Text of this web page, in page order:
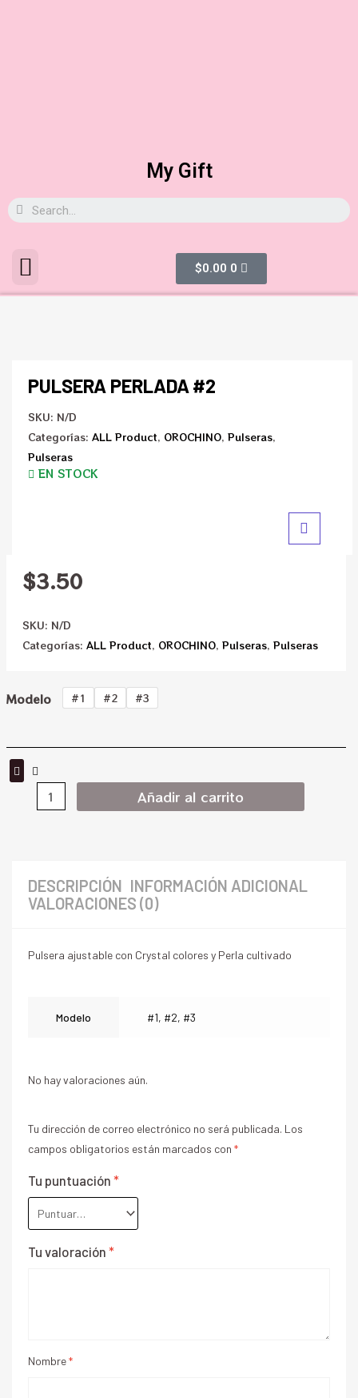
My Gift
$0.00 0
PULSERA PERLADA #2
SKU: N/D
Categorías: ALL Product, OROCHINO, Pulseras,
Pulseras
EN STOCK
$3.50
SKU: N/D
Categorías: ALL Product, OROCHINO, Pulseras, Pulseras
Modelo #1 #2 #3
Añadir al carrito
DESCRIPCIÓN INFORMACIÓN ADICIONAL
VALORACIONES (0)
Pulsera ajustable con Crystal colores y Perla cultivado
Modelo #1, #2, #3
No hay valoraciones aún.
Tu dirección de correo electrónico no será publicada. Los
campos obligatorios están marcados con *
Tu puntuación *
Tu valoración *
Nombre*